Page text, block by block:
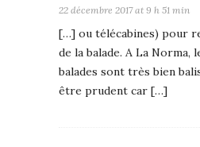
22 décembre 2017 at 9 h 51 min
[…] ou télécabines) pour
de la balade. A La Norma,
balades sont très bien
être prudent car […]